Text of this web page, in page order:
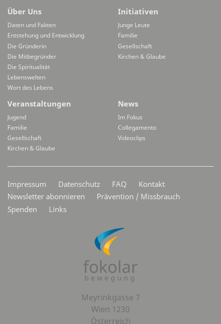
Über Uns
Daten und Fakten
Entstehung und Entwicklung
Die Gründerin
Die Mitbegründer
Die Spiritualität
Lebenswelten
Wort des Lebens
Initiativen
Junge Leute
Familie
Gesellschaft
Kirchen & Glaube
Veranstaltungen
Jugend
Familie
Gesellschaft
Kirchen & Glaube
News
Im Fokus
Collegamento
Videoclips
Impressum Datenschutz FAQ
Kontakt
Newsletter abonnieren
Prävention / Missbrauch
Spenden
Links
Meyrinkgasse 7
Wien 1230
Österreich